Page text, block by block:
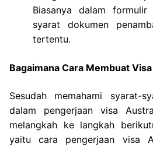
Biasanya dalam
syarat dokumen
tertentu.
Bagaimana Cara Membuat
Sesudah memahami syarat-
dalam pengerjaan visa
melangkah ke langkah
yaitu cara pengerjaan visa